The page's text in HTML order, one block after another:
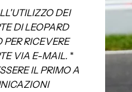
DEI
DI LEOPARD
RICEVERE
VIA E-MAIL. *
IL PRIMO A